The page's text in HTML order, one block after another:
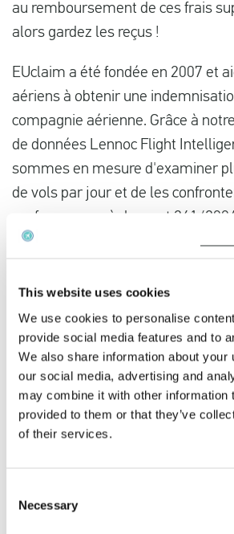
This website uses cookies
We use cookies to personalise
provide social media features and to
We also share information about your
our social media, advertising and
may combine it with other information
provided to them or that they’ve
of their services.
Selection
Necessary
au remboursement de ces frais
alors gardez les reçus !
EUclaim a été fondée en 2007 et
aériens à obtenir une
compagnie aérienne. Grâce à
de données Lennoc Flight
sommes en mesure d'examiner
de vols par jour et de les
conformes au
règlement 261/2004
2019 sur les droits des
(modification) (sortie de l'UE). Nos
combinées à notre équipe
garantissent notre taux de réussite
les tribunaux. EUclaim vous aide
indemnisation pour le
retard ou l'
vol.
a été retardé ? Cliquez ci-